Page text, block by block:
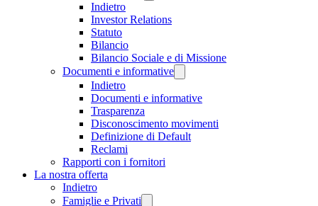
Indietro
Investor Relations
Statuto
Bilancio
Bilancio Sociale e di Missione
Documenti e informative
Indietro
Documenti e informative
Trasparenza
Disconoscimento movimenti
Definizione di Default
Reclami
Rapporti con i fornitori
La nostra offerta
Indietro
Famiglie e Privati